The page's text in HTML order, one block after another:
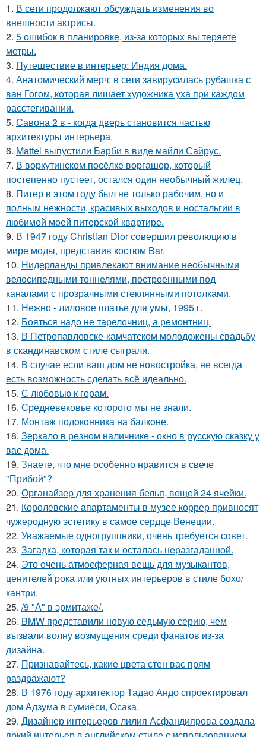
1. В сети продолжают обсуждать изменения во
внешности актрисы.
2. 5 ошибок в планировке, из-за которых вы теряете
метры.
3. Путешествие в интерьер: Индия дома.
4. Анатомический мерч: в сети завирусилась рубашка с
ван Гогом, которая лишает художника уха при каждом
расстегивании.
5. Савона 2 в - когда дверь становится частью
архитектуры интерьера.
6. Mattel выпустили Барби в виде майли Сайрус.
7. В воркутинском посёлке воргашор, который
постепенно пустеет, остался один необычный жилец.
8. Питер в этом году был не только рабочим, но и
полным нежности, красивых выходов и ностальгии в
любимой моей питерской квартире.
9. В 1947 году Christian Dior совершил революцию в
мире моды, представив костюм Bar.
10. Нидерланды привлекают внимание необычными
велосипедными тоннелями, построенными под
каналами с прозрачными стеклянными потолками.
11. Нежно - лиловое платье для умы, 1995 г.
12. Бояться надо не тарелочниц, а ремонтниц.
13. В Петропавловске-камчатском молодожены свадьбу
в скандинавском стиле сыграли.
14. В случае если ваш дом не новостройка, не всегда
есть возможность сделать всё идеально.
15. С любовью к горам.
16. Средневековье которого мы не знали.
17. Монтаж пoдoкoнника на балкoне.
18. Зеркало в резном наличнике - окно в русскую сказку у
вас дома.
19. Знаете, что мне особенно нравится в свече
"Прибой"?
20. Органайзер для хранения белья, вещей 24 ячейки.
21. Королевские апартаменты в музее коррер привносят
чужеродную эстетику в самое сердце Венеции.
22. Уважаемые одногруппники, очень требуется совет.
23. Загадка, которая так и осталась неразгаданной.
24. Это очень атмосферная вещь для музыкантов,
ценителей рока или уютных интерьеров в стиле бохо/
кантри.
25. /9 "А" в эрмитаже/.
26. BMW представили новую седьмую серию, чем
вызвали волну возмущения среди фанатов из-за
дизайна.
27. Признавайтесь, какие цвета стен вас прям
раздражают?
28. В 1976 году архитектор Тадао Андо спроектировал
дом Адзума в сумиёси, Осака.
29. Дизайнер интерьеров лилия Асфандиярова создала